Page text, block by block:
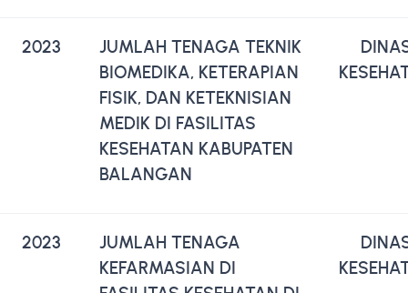
2023
JUMLAH TENAGA TEKNIK
BIOMEDIKA, KETERAPIAN
FISIK, DAN KETEKNISIAN
MEDIK DI FASILITAS
KESEHATAN KABUPATEN
BALANGAN
2023
JUMLAH TENAGA
KEFARMASIAN DI